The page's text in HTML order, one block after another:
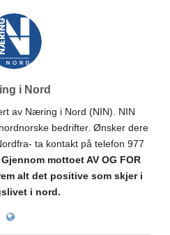
i Nord
av Næring i Nord (NIN). NIN
bedrifter. Ønsker dere
ta kontakt på telefon 977
Gjennom mottoet AV OG FOR
alt det positive som skjer i
i nord.